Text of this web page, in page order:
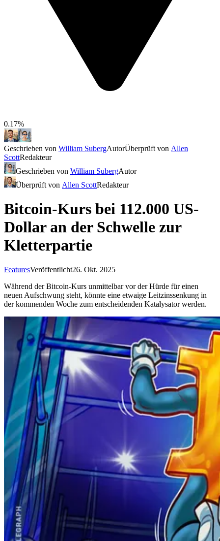
0.17%
Geschrieben von William SubergAutorÜberprüft von Allen
ScottRedakteur
Geschrieben von William SubergAutor
Überprüft von Allen ScottRedakteur
Bitcoin-Kurs bei 112.000 US-
Dollar an der Schwelle zur
Kletterpartie
FeaturesVeröffentlicht26. Okt. 2025
Während der Bitcoin-Kurs unmittelbar vor der Hürde für einen
neuen Aufschwung steht, könnte eine etwaige Leitzinssenkung in
der kommenden Woche zum entscheidenden Katalysator werden.